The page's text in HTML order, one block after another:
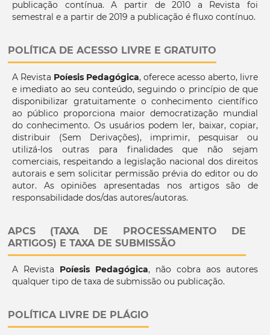
publicação contínua. A partir de 2010 a Revista foi
semestral e a partir de 2019 a publicação é fluxo contínuo.
POLÍTICA DE ACESSO LIVRE E GRATUITO
A Revista Poíesis Pedagógica, oferece acesso aberto, livre
e imediato ao seu conteúdo, seguindo o princípio de que
disponibilizar gratuitamente o conhecimento científico
ao público proporciona maior democratização mundial
do conhecimento. Os usuários podem ler, baixar, copiar,
distribuir (Sem Derivações), imprimir, pesquisar ou
utilizá-los outras para finalidades que não sejam
comerciais, respeitando a legislação nacional dos direitos
autorais e sem solicitar permissão prévia do editor ou do
autor. As opiniões apresentadas nos artigos são de
responsabilidade dos/das autores/autoras.
APCS (TAXA DE PROCESSAMENTO DE
ARTIGOS) E TAXA DE SUBMISSÃO
A Revista Poíesis Pedagógica, não cobra aos autores
qualquer tipo de taxa de submissão ou publicação.
POLÍTICA LIVRE DE PLÁGIO